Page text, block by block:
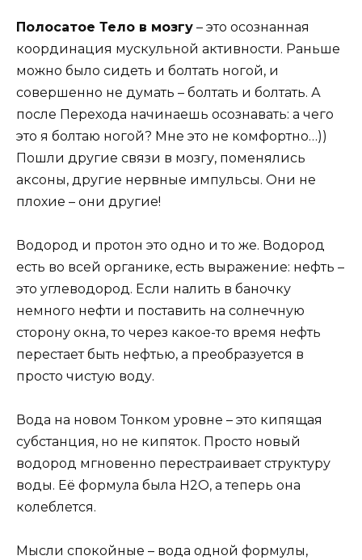
Полосатое Тело в мозгу – это осознанная
координация мускульной активности. Раньше
можно было сидеть и болтать ногой, и
совершенно не думать – болтать и болтать. А
после Перехода начинаешь осознавать: а чего
это я болтаю ногой? Мне это не комфортно…))
Пошли другие связи в мозгу, поменялись
аксоны, другие нервные импульсы. Они не
плохие – они другие!
Водород и протон это одно и то же. Водород
есть во всей органике, есть выражение: нефть –
это углеводород. Если налить в баночку
немного нефти и поставить на солнечную
сторону окна, то через какое-то время нефть
перестает быть нефтью, а преобразуется в
просто чистую воду.
Вода на новом Тонком уровне – это кипящая
субстанция, но не кипяток. Просто новый
водород мгновенно перестраивает структуру
воды. Её формула была Н2О, а теперь она
колеблется.
Мысли спокойные – вода одной формулы,